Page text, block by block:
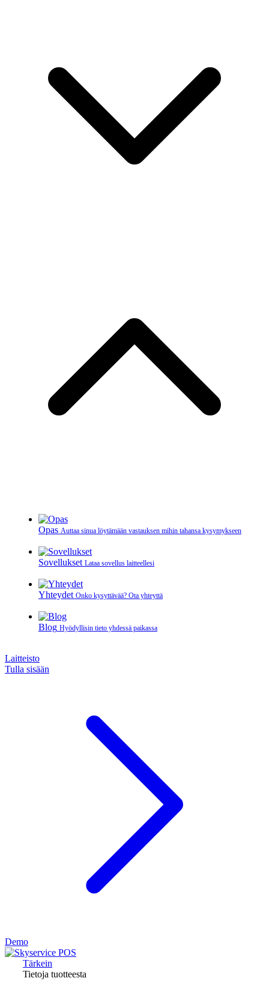
Opas Auttaa sinua löytämään vastauksen mihin tahansa kysymykseen
Sovellukset Lataa sovellus laitteellesi
Yhteydet Onko kysyttävää? Ota yhteyttä
Blog Hyödyllisin tieto yhdessä paikassa
Laitteisto
Tulla sisään
Demo
Tärkein
Tietoja tuotteesta